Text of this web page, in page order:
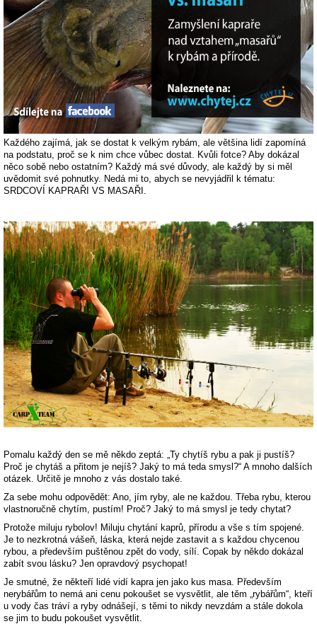
Každého zajímá, jak se dostat k velkým rybám, ale většina lidí zapomíná
na podstatu, proč se k nim chce vůbec dostat. Kvůli fotce? Aby dokázal
něco sobě nebo ostatním? Každý má své důvody, ale každý by si měl
uvědomit své pohnutky. Nedá mi to, abych se nevyjádřil k tématu:
SRDCOVÍ KAPRAŘI VS MASAŘI.
Pomalu každý den se mě někdo zeptá: „Ty chytíš rybu a pak ji pustíš?
Proč je chytáš a přitom je nejíš? Jaký to má teda smysl?“ A mnoho dalších
otázek. Určitě je mnoho z vás dostalo také.
Za sebe mohu odpovědět: Ano, jím ryby, ale ne každou. Třeba rybu, kterou
vlastnoručně chytím, pustím! Proč? Jaký to má smysl je tedy chytat?
Protože miluju rybolov! Miluju chytání kaprů, přírodu a vše s tím spojené.
Je to nezkrotná vášeň, láska, která nejde zastavit a s každou chycenou
rybou, a především puštěnou zpět do vody, sílí. Copak by někdo dokázal
zabít svou lásku? Jen opravdový psychopat!
Je smutné, že někteří lidé vidí kapra jen jako kus masa. Především
nerybářům to nemá ani cenu pokoušet se vysvětlit, ale těm „rybářům“, kteří
u vody čas tráví a ryby odnášejí, s těmi to nikdy nevzdám a stále dokola
se jim to budu pokoušet vysvětlit.